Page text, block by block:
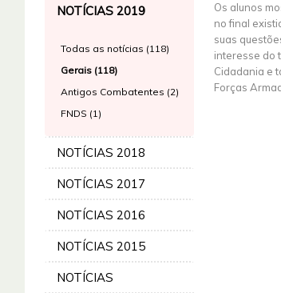
NOTÍCIAS 2019
Todas as notícias (118)
Gerais (118)
Antigos Combatentes (2)
FNDS (1)
NOTÍCIAS 2018
NOTÍCIAS 2017
NOTÍCIAS 2016
NOTÍCIAS 2015
NOTÍCIAS
Os alunos
no final
suas
interesse do
Cidadania e
Forças